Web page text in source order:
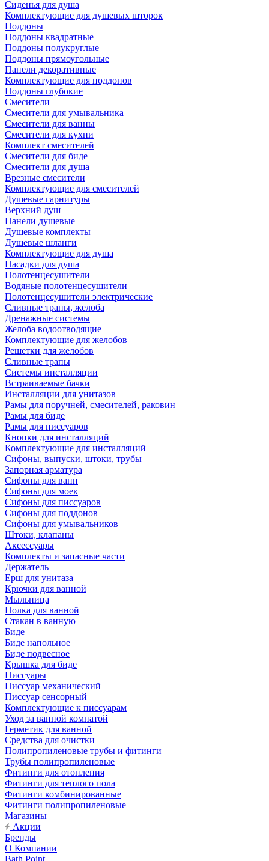
Сиденья для душа
Комплектующие для душевых шторок
Поддоны
Поддоны квадратные
Поддоны полукруглые
Поддоны прямоугольные
Панели декоративные
Комплектующие для поддонов
Поддоны глубокие
Смесители
Смесители для умывальника
Смесители для ванны
Смесители для кухни
Комплект смесителей
Смесители для биде
Смесители для душа
Врезные смесители
Комплектующие для смесителей
Душевые гарнитуры
Верхний душ
Панели душевые
Душевые комплекты
Душевые шланги
Комплектующие для душа
Насадки для душа
Полотенцесушители
Водяные полотенцесушители
Полотенцесушители электрические
Сливные трапы, желоба
Дренажные системы
Желоба водоотводящие
Комплектующие для желобов
Решетки для желобов
Сливные трапы
Системы инсталляции
Встраиваемые бачки
Инсталляции для унитазов
Рамы для поручней, смесителей, раковин
Рамы для биде
Рамы для писсуаров
Кнопки для инсталляций
Комплектующие для инсталляций
Сифоны, выпуски, штоки, трубы
Запорная арматура
Сифоны для ванн
Сифоны для моек
Сифоны для писсуаров
Сифоны для поддонов
Сифоны для умывальников
Штоки, клапаны
Аксессуары
Комплекты и запасные части
Держатель
Ерш для унитаза
Крючки для ванной
Мыльница
Полка для ванной
Стакан в ванную
Биде
Биде напольное
Биде подвесное
Крышка для биде
Писсуары
Писсуар механический
Писсуар сенсорный
Комплектующие к писсуарам
Уход за ванной комнатой
Герметик для ванной
Средства для очистки
Полипропиленовые трубы и фитинги
Трубы полипропиленовые
Фитинги для отопления
Фитинги для теплого пола
Фитинги комбинированные
Фитинги полипропиленовые
Магазины
Акции
Бренды
О Компании
Bath Point